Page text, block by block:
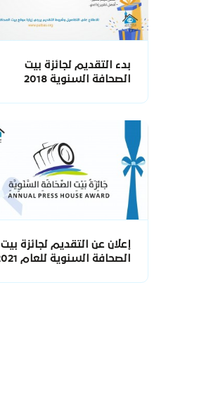
بدء التقديم لجائزة بيت
الصحافة السنوية 2018
إعلان عن التقديم لجائزة بيت
الصحافة السنوية للعام 2021